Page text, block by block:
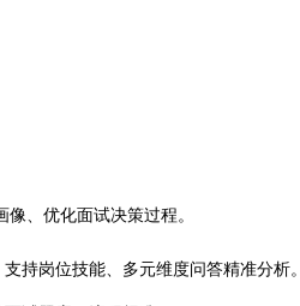
、优化面试决策过程。
岗位技能、多元维度问答精准分析。